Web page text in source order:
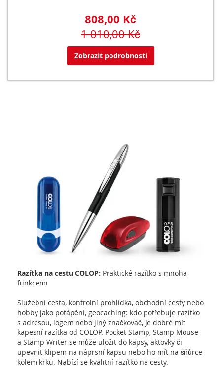
808,00 Kč
1 010,00 Kč
Zobrazit podrobnosti
Razítka na cestu COLOP: Praktické razítko s mnoha
funkcemi
Služební cesta, kontrolní prohlídka, obchodní cesty nebo
hobby jako potápění, geocaching: kdo potřebuje razítko
s adresou, logem nebo jiný značkovač, je dobré mít
kapesní razítka od COLOP. Pocket Stamp, Stamp Mouse
a Stamp Writer se může uložit do kapsy, aktovky či
upevnit klipem na náprsní kapsu nebo ho mít na šňůrce
kolem krku. Nabízí se kvalitní razítko na cesty.